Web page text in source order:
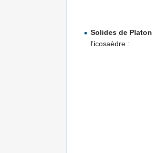
Solides de Platon
l'icosaèdre :